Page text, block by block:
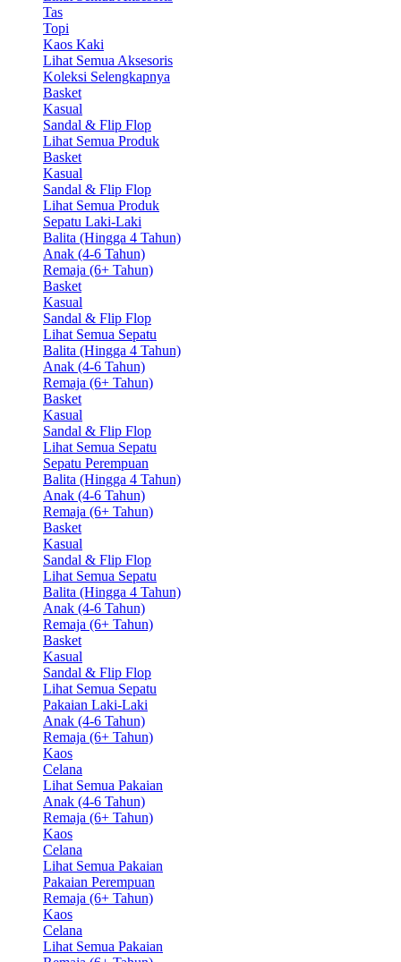
Tas
Topi
Kaos Kaki
Lihat Semua Aksesoris
Koleksi Selengkapnya
Basket
Kasual
Sandal & Flip Flop
Lihat Semua Produk
Basket
Kasual
Sandal & Flip Flop
Lihat Semua Produk
Sepatu Laki-Laki
Balita (Hingga 4 Tahun)
Anak (4-6 Tahun)
Remaja (6+ Tahun)
Basket
Kasual
Sandal & Flip Flop
Lihat Semua Sepatu
Balita (Hingga 4 Tahun)
Anak (4-6 Tahun)
Remaja (6+ Tahun)
Basket
Kasual
Sandal & Flip Flop
Lihat Semua Sepatu
Sepatu Perempuan
Balita (Hingga 4 Tahun)
Anak (4-6 Tahun)
Remaja (6+ Tahun)
Basket
Kasual
Sandal & Flip Flop
Lihat Semua Sepatu
Balita (Hingga 4 Tahun)
Anak (4-6 Tahun)
Remaja (6+ Tahun)
Basket
Kasual
Sandal & Flip Flop
Lihat Semua Sepatu
Pakaian Laki-Laki
Anak (4-6 Tahun)
Remaja (6+ Tahun)
Kaos
Celana
Lihat Semua Pakaian
Anak (4-6 Tahun)
Remaja (6+ Tahun)
Kaos
Celana
Lihat Semua Pakaian
Pakaian Perempuan
Remaja (6+ Tahun)
Kaos
Celana
Lihat Semua Pakaian